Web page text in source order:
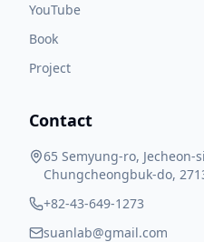
YouTube
Book
Project
Contact
65 Semyung-ro, Jecheon-
Chungcheongbuk-do,
+82-43-649-1273
suanlab@gmail.com